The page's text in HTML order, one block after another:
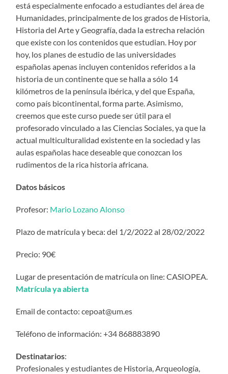
está especialmente enfocado a estudiantes del área de
Humanidades, principalmente de los grados de Historia,
Historia del Arte y Geografía, dada la estrecha relación
que existe con los contenidos que estudian. Hoy por
hoy, los planes de estudio de las universidades
españolas apenas incluyen contenidos referidos a la
historia de un continente que se halla a sólo 14
kilómetros de la península ibérica, y del que España,
como país bicontinental, forma parte. Asimismo,
creemos que este curso puede ser útil para el
profesorado vinculado a las Ciencias Sociales, ya que la
actual multiculturalidad existente en la sociedad y las
aulas españolas hace deseable que conozcan los
rudimentos de la rica historia africana.
Datos básicos
Profesor: Mario Lozano Alonso
Plazo de matrícula y beca: del 1/2/2022 al 28/02/2022
Precio: 90€
Lugar de presentación de matrícula on line: CASIOPEA.
Matrícula ya abierta
Email de contacto: cepoat@um.es
Teléfono de información: +34 868883890
Destinatarios:
Profesionales y estudiantes de Historia, Arqueología,